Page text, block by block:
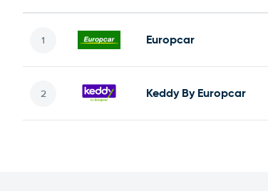
Europcar
Keddy By Europcar